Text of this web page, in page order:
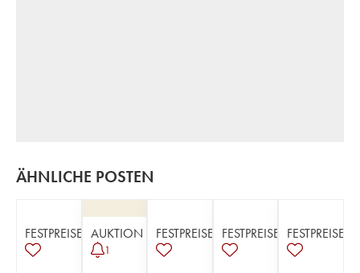
ÄHNLICHE POSTEN
FESTPREISE AUKTION
1
FESTPREISE FESTPREISE FESTPREISE